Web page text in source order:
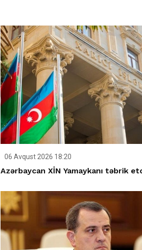
06 Avqust 2026 18:20
Azərbaycan XİN Yamaykanı təbrik